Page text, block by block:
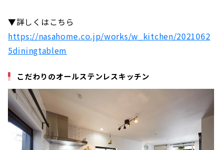
▼詳しくはこちら
https://nasahome.co.jp/works/w_kitchen/2021062
5diningtablem
こだわりのオールステンレスキッチン